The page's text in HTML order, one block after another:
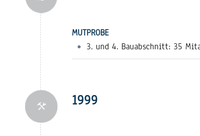
MUTPROBE
3. und 4. Bauabschnitt: 35
1999